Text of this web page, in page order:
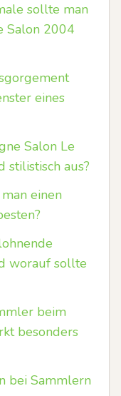
sollte man
Salon 2004
eines
Salon Le
stilistisch aus?
einen
worauf sollte
beim
besonders
bei Sammlern